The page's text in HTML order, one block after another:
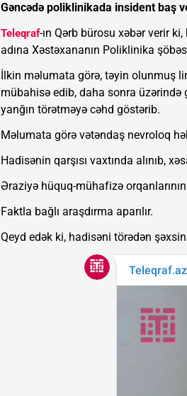
Gəncədə poliklinikada insident baş
Teleqraf-ın Qərb bürosu xəbər verir
adına Xəstəxananın Poliklinika
İlkin məlumata görə, təyin olunmuş
mübahisə edib, daha sonra
yanğın törətməyə cəhd göstərib.
Məlumata görə vətəndaş nevroloq
Hadisənin qarşısı vaxtında alınıb,
Əraziyə hüquq-mühafizə
Faktla bağlı araşdırma aparılır.
Qeyd edək ki, hadisəni törədən